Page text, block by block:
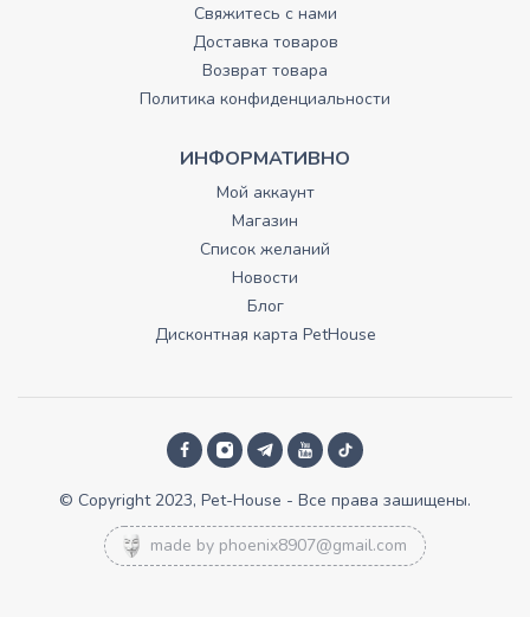
Свяжитесь с нами
Доставка товаров
Возврат товара
Политика конфиденциальности
ИНФОРМАТИВНО
Мой аккаунт
Магазин
Список желаний
Новости
Блог
Дисконтная карта PetHouse
© Copyright 2023, Pet-House - Все права зашищены.
made by phoenix8907@gmail.com